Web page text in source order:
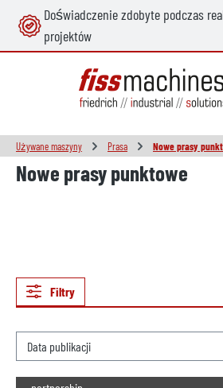
zawartości
Doświadczenie zdobyte podczas
projektów
Używane maszyny Prasa Nowe prasy
Nowe prasy punktowe
Filtry